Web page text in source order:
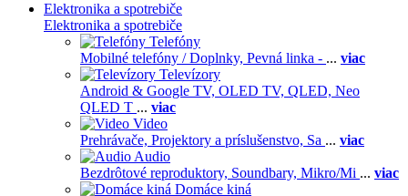
Elektronika a spotrebiče
Elektronika a spotrebiče
Telefóny
Mobilné telefóny / Doplnky, Pevná linka - ... viac
Televízory
Android & Google TV, OLED TV, QLED, Neo
QLED T ... viac
Video
Prehrávače, Projektory a príslušenstvo, Sa ... viac
Audio
Bezdrôtové reproduktory, Soundbary, Mikro/Mi ... viac
Domáce kiná